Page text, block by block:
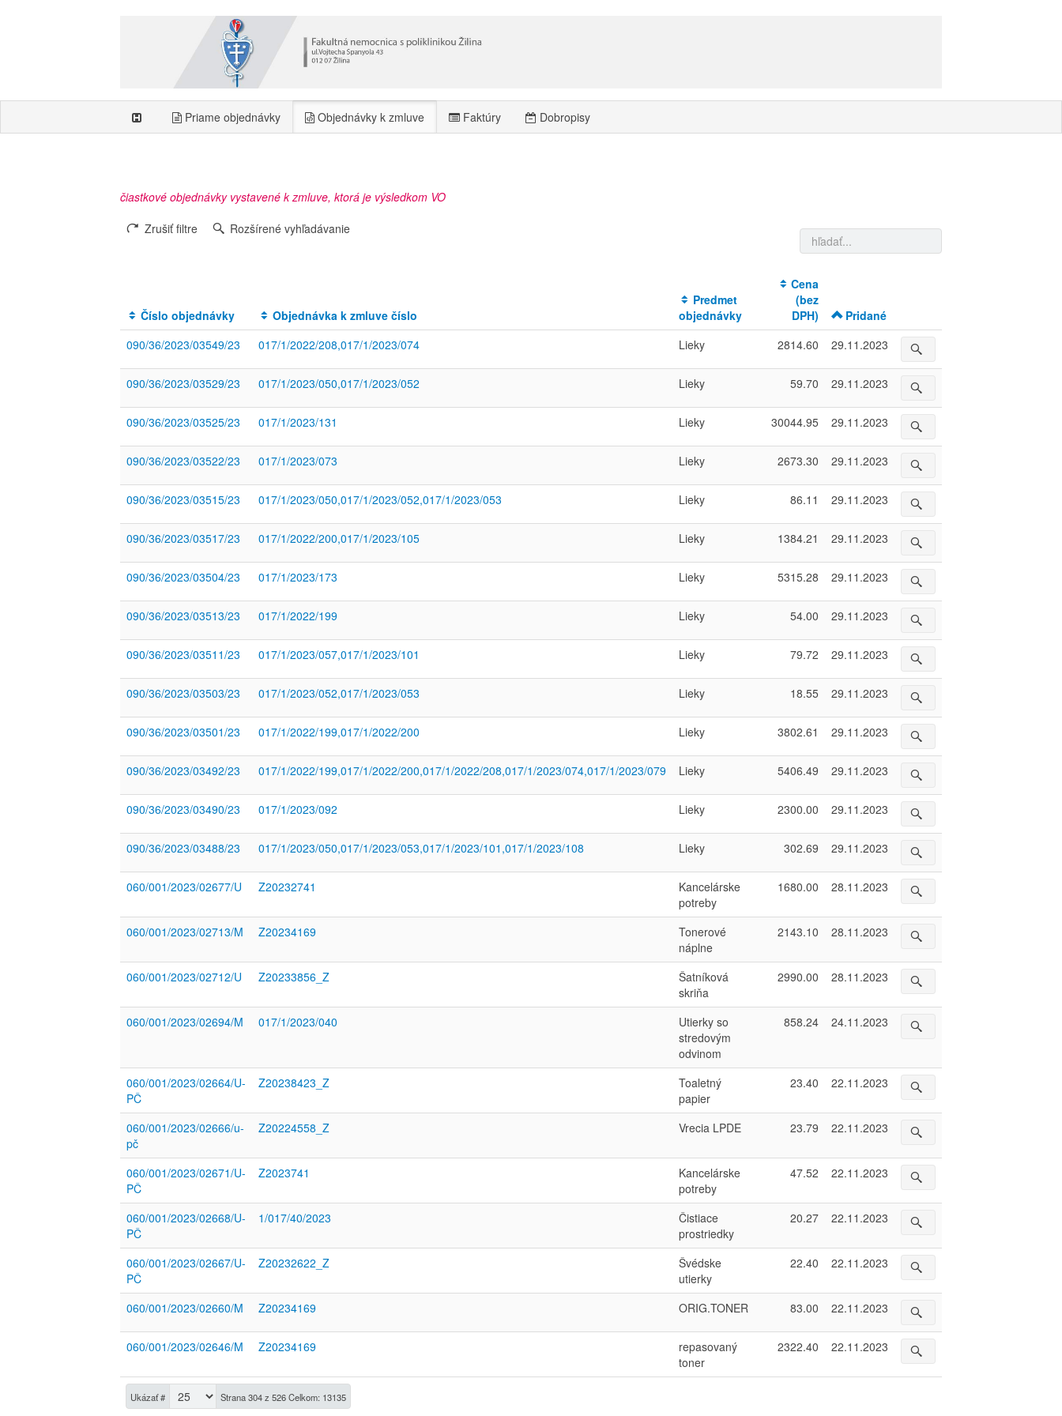
Priame objednávky Objednávky k zmluve Faktúry Dobropisy
čiastkové objednávky vystavené k zmluve, ktorá je výsledkom VO
Zrušiť filtre
Rozšírené vyhľadávanie
Číslo objednávky Objednávka k zmluve číslo
Predmet
objednávky
Cena
(bez
DPH)
Pridané
Ukázať # Strana 304 z 526 Celkom: 13135
090/36/2023/03549/23 017/1/2022/208,017/1/2023/074 Lieky 2814.60 29.11.2023
090/36/2023/03529/23 017/1/2023/050,017/1/2023/052 Lieky 59.70 29.11.2023
090/36/2023/03525/23 017/1/2023/131 Lieky 30044.95 29.11.2023
090/36/2023/03522/23 017/1/2023/073 Lieky 2673.30 29.11.2023
090/36/2023/03515/23 017/1/2023/050,017/1/2023/052,017/1/2023/053 Lieky 86.11 29.11.2023
090/36/2023/03517/23 017/1/2022/200,017/1/2023/105 Lieky 1384.21 29.11.2023
090/36/2023/03504/23 017/1/2023/173 Lieky 5315.28 29.11.2023
090/36/2023/03513/23 017/1/2022/199 Lieky 54.00 29.11.2023
090/36/2023/03511/23 017/1/2023/057,017/1/2023/101 Lieky 79.72 29.11.2023
090/36/2023/03503/23 017/1/2023/052,017/1/2023/053 Lieky 18.55 29.11.2023
090/36/2023/03501/23 017/1/2022/199,017/1/2022/200 Lieky 3802.61 29.11.2023
090/36/2023/03492/23 017/1/2022/199,017/1/2022/200,017/1/2022/208,017/1/2023/074,017/1/2023/079 Lieky 5406.49 29.11.2023
090/36/2023/03490/23 017/1/2023/092 Lieky 2300.00 29.11.2023
090/36/2023/03488/23 017/1/2023/050,017/1/2023/053,017/1/2023/101,017/1/2023/108 Lieky 302.69 29.11.2023
060/001/2023/02677/U Z20232741
Kancelárske
potreby
1680.00 28.11.2023
060/001/2023/02713/M Z20234169
Tonerové
náplne
2143.10 28.11.2023
060/001/2023/02712/U Z20233856_Z
Šatníková
skriňa
2990.00 28.11.2023
060/001/2023/02694/M 017/1/2023/040
Utierky so
stredovým
odvinom
858.24 24.11.2023
060/001/2023/02664/U-
PČ
Z20238423_Z
Toaletný
papier
23.40 22.11.2023
060/001/2023/02666/u-
pč
Z20224558_Z Vrecia LPDE 23.79 22.11.2023
060/001/2023/02671/U-
PČ
Z2023741
Kancelárske
potreby
47.52 22.11.2023
060/001/2023/02668/U-
PČ
1/017/40/2023
Čistiace
prostriedky
20.27 22.11.2023
060/001/2023/02667/U-
PČ
Z20232622_Z
Švédske
utierky
22.40 22.11.2023
060/001/2023/02660/M Z20234169 ORIG.TONER 83.00 22.11.2023
060/001/2023/02646/M Z20234169
repasovaný
toner
2322.40 22.11.2023